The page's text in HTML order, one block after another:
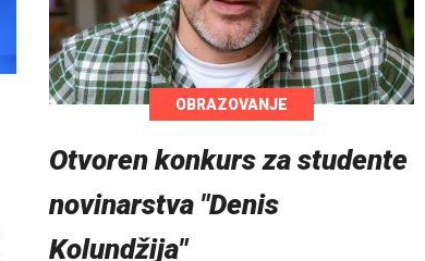
OBRAZOVANJE
Otvoren konkurs za studente
novinarstva "Denis
Kolundžija"